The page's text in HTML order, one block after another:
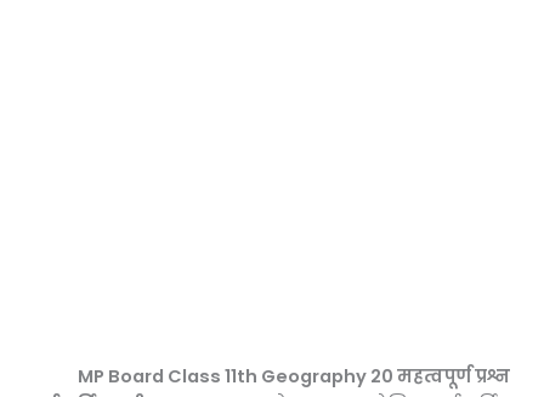
MP Board Class 11th Geography 20 महत्वपूर्ण प्रश्न